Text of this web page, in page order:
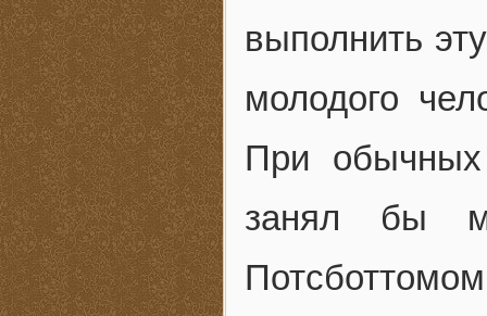
выполнить
молодого
При обычных
занял бы